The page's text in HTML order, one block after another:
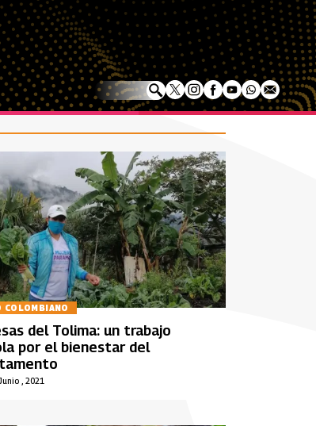
COLOMBIANO
, 2021
del Tolima: un trabajo
por el bienestar del